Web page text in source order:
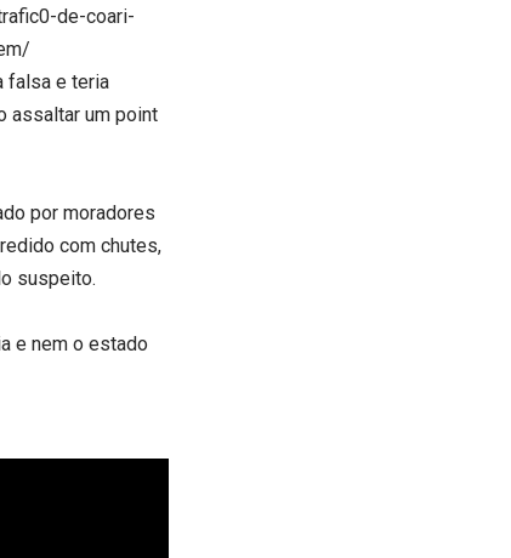
de-coari-
falsa e teria
assaltar um point
por moradores
com chutes,
suspeito.
e nem o estado